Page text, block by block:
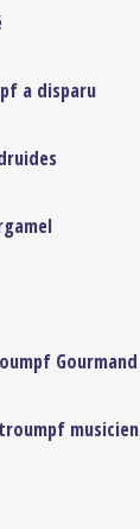
a disparu
Gourmand
musicien